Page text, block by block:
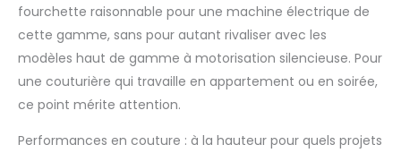
fourchette raisonnable pour une machine électrique de
cette gamme, sans pour autant rivaliser avec les
modèles haut de gamme à motorisation silencieuse. Pour
une couturière qui travaille en appartement ou en soirée,
ce point mérite attention.
Performances en couture : à la hauteur pour quels projets